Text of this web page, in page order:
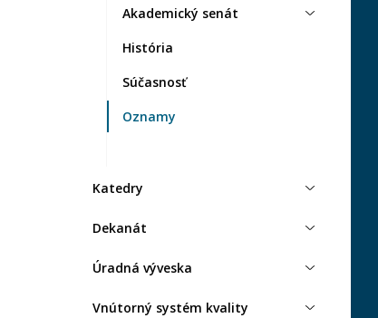
Akademický senát
História
Súčasnosť
Oznamy
Katedry
Dekanát
Úradná výveska
Vnútorný systém kvality